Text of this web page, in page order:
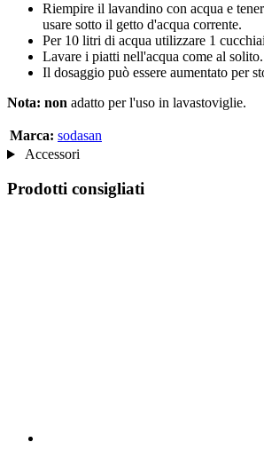
Riempire il lavandino con acqua e
usare sotto il getto d'acqua corrente.
Per 10 litri di acqua utilizzare 1
Lavare i piatti nell'acqua come al solito.
Il dosaggio può essere aumentato per
Nota: non adatto per l'uso in lavastoviglie.
Marca: sodasan
Accessori
Prodotti consigliati